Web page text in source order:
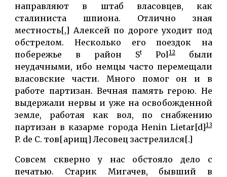
направляют в штаб власовцев, как
сталиниста шпиона. Отлично зная
местность[,] Алексей по дороге уходит под
обстрелом. Несколько его поездок на
побережье в район StPol12были
неудачными, ибо немцы часто перемещали
власовские части. Много помог он и в
работе партизан. Вечная память герою. Не
выдержали нервы и уже на освобожденной
земле, работая как вол, по снабжению
партизан в казарме города Henin Lietar[d]13
P. de C. тов[арищ] Лесовец застрелился[.]
Совсем скверно у нас обстояло дело с
печатью. Старик Мигачев, бывший в